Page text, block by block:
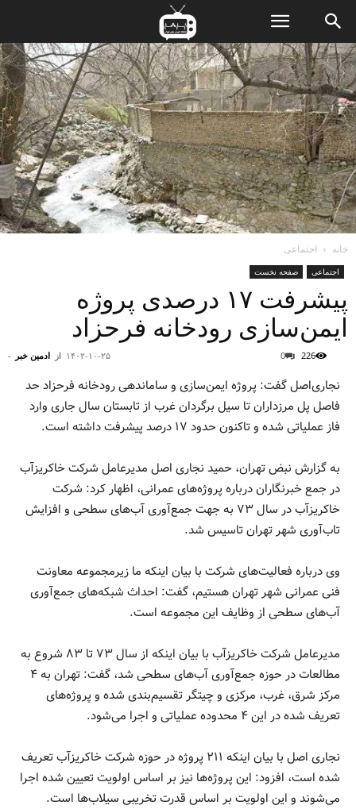
خانه اجتماعی
اجتماعی صفحه نخست
پیشرفت ۱۷ درصدی پروژه
ایمن‌سازی رودخانه فرحزاد
از ادمین خبر - ۱۴۰۲-۱۰-۲۵ 226
0
نجاری‌اصل گفت: پروژه ایمن‌سازی و ساماندهی رودخانه فرحزاد حد
فاصل پل مرزداران تا سیل برگردان غرب از تابستان سال جاری وارد
فاز عملیاتی شده و تاکنون حدود ۱۷ درصد پیشرفت داشته است.
به گزارش نبض تهران، حمید نجاری اصل مدیرعامل شرکت خاکریزآب
در جمع خبرنگاران درباره پروژه‌های عمرانی، اظهار کرد: شرکت
خاکریزآب در سال ۷۳ به جهت جمع‌آوری آب‌های سطحی و افزایش
تاب‌آوری شهر تهران تاسیس شد.
وی درباره فعالیت‌های شرکت با بیان اینکه ما زیرمجموعه معاونت
فنی عمرانی شهر تهران هستیم، گفت: احداث شبکه‌های جمع‌آوری
آب‌های سطحی از وظایف این مجموعه است.
مدیرعامل شرکت خاکریزآب با بیان اینکه از سال ۷۳ تا ۸۳ شروع به
مطالعات در حوزه جمع‌آوری آب‌های سطحی شد، گفت: تهران به ۴
مرکز شرق، غرب، مرکزی و چیتگر تقسیم‌بندی شده و پروژه‌های
تعریف شده در این ۴ محدوده عملیاتی و اجرا می‌شود.
نجاری اصل با بیان اینکه ۲۱۱ پروژه در حوزه شرکت خاکریزآب تعریف
شده است، افزود: این پروژه‌ها نیز بر اساس اولویت تعیین شده اجرا
می‌شوند و این اولویت بر اساس قدرت تخریبی سیلاب‌ها است.